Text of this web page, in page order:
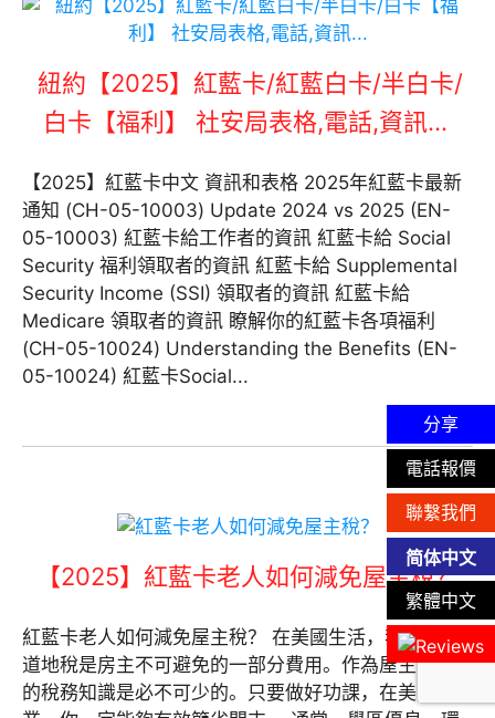
分享
電話報價
聯繫我們
简体中文
繁體中文
紐約【2025】紅藍卡/紅藍白卡/半白卡/
白卡【福利】 社安局表格,電話,資訊…
【2025】紅藍卡中文 資訊和表格 2025年紅藍卡最新
通知 (CH-05-10003) Update 2024 vs 2025 (EN-
05-10003) 紅藍卡給工作者的資訊 紅藍卡給 Social
Security 福利領取者的資訊 紅藍卡給 Supplemental
Security Income (SSI) 領取者的資訊 紅藍卡給
Medicare 領取者的資訊 瞭解你的紅藍卡各項福利
(CH-05-10024) Understanding the Benefits (EN-
05-10024) 紅藍卡Social...
【2025】紅藍卡老人如何減免屋主稅？
紅藍卡老人如何減免屋主稅？ 在美國生活，我們都知
道地稅是房主不可避免的一部分費用。作為屋主，基本
的稅務知識是必不可少的。只要做好功課，在美國置